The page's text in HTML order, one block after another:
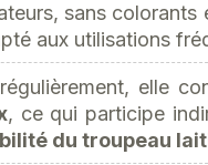
sans
aux utilisations
elle
, ce qui participe
du troupeau